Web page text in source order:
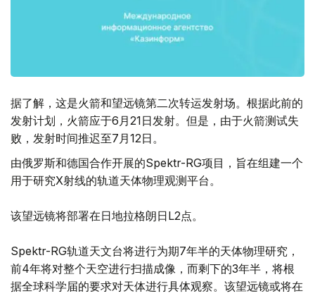
据了解，这是火箭和望远镜第二次转运发射场。根据此前的
发射计划，火箭应于6月21日发射。但是，由于火箭测试失
败，发射时间推迟至7月12日。
由俄罗斯和德国合作开展的Spektr-RG项目，旨在组建一个
用于研究X射线的轨道天体物理观测平台。
该望远镜将部署在日地拉格朗日L2点。
Spektr-RG轨道天文台将进行为期7年半的天体物理研究，
前4年将对整个天空进行扫描成像，而剩下的3年半，将根
据全球科学届的要求对天体进行具体观察。该望远镜或将在